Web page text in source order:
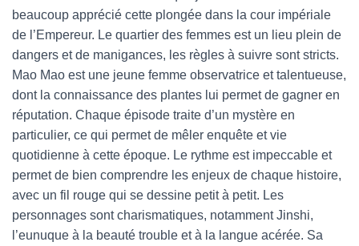
beaucoup apprécié cette plongée dans la cour impériale
de l’Empereur. Le quartier des femmes est un lieu plein de
dangers et de manigances, les règles à suivre sont stricts.
Mao Mao est une jeune femme observatrice et talentueuse,
dont la connaissance des plantes lui permet de gagner en
réputation. Chaque épisode traite d’un mystère en
particulier, ce qui permet de mêler enquête et vie
quotidienne à cette époque. Le rythme est impeccable et
permet de bien comprendre les enjeux de chaque histoire,
avec un fil rouge qui se dessine petit à petit. Les
personnages sont charismatiques, notamment Jinshi,
l’eunuque à la beauté trouble et à la langue acérée. Sa